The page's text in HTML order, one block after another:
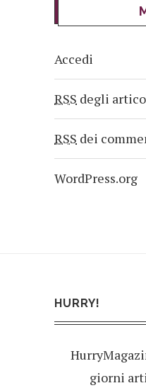
Accedi
RSS degli
RSS dei
WordPress.org
HURRY!
giorni